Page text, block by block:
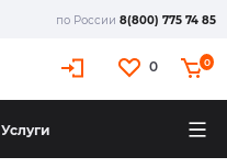
по России 8(800) 775 74 85
0 0
Услуги